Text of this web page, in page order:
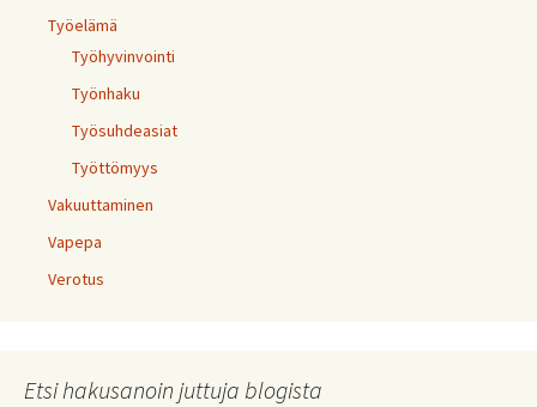
Työelämä
Työhyvinvointi
Työnhaku
Työsuhdeasiat
Työttömyys
Vakuuttaminen
Vapepa
Verotus
Etsi hakusanoin juttuja blogista